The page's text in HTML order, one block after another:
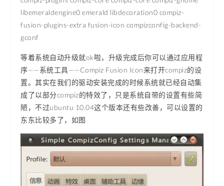
libemeraldengine0 emerald libdecoration0 compiz-
fusion-plugins-extra fusion-icon compizconfig-backend-
gconf
等着系统自动升级就ok啦，升级完成后你可以通过应用程
序——系统工具——Compiz Fusion Icon来打开compiz的设
置。其实在我们的驱动安装完成的时候系统就已经自动集
成了以部分compiz的特效了，只是系统自带的设置有些简
陋，不过ubuntu 10.04这个版本还有些改善，可以设置的
东东比较多了，如图